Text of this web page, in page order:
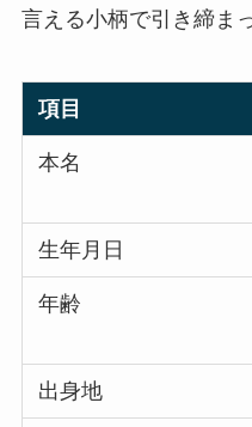
言える小柄で引き締ま
項目
本名
生年月日
年齢
出身地